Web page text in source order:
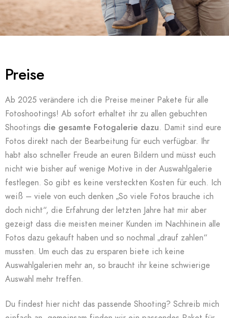
Preise
Ab 2025 verändere ich die Preise meiner Pakete für alle
Fotoshootings! Ab sofort erhaltet ihr zu allen gebuchten
Shootings die gesamte Fotogalerie dazu. Damit sind eure
Fotos direkt nach der Bearbeitung für euch verfügbar. Ihr
habt also schneller Freude an euren Bildern und müsst euch
nicht wie bisher auf wenige Motive in der Auswahlgalerie
festlegen. So gibt es keine versteckten Kosten für euch. Ich
weiß – viele von euch denken „So viele Fotos brauche ich
doch nicht“, die Erfahrung der letzten Jahre hat mir aber
gezeigt dass die meisten meiner Kunden im Nachhinein alle
Fotos dazu gekauft haben und so nochmal „drauf zahlen“
mussten. Um euch das zu ersparen biete ich keine
Auswahlgalerien mehr an, so braucht ihr keine schwierige
Auswahl mehr treffen.
Du findest hier nicht das passende Shooting? Schreib mich